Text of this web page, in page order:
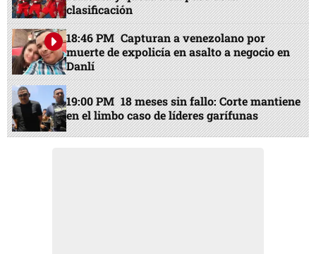
clasificación
18:46 PM Capturan a venezolano por
muerte de expolicía en asalto a negocio en
Danlí
19:00 PM 18 meses sin fallo: Corte mantiene
en el limbo caso de líderes garífunas